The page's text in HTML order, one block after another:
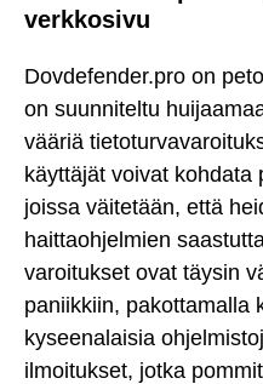
verkkosivu
Dovdefender.pro on
on suunniteltu
vääriä
käyttäjät voivat kohdata
joissa väitetään, että
haittaohjelmien
varoitukset ovat täysin
paniikkiin, pakottamalla
kyseenalaisia
ilmoitukset, jotka